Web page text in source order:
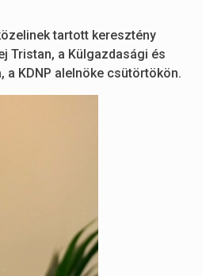
tartott keresztény
Tristan, a Külgazdasági és
KDNP alelnöke csütörtökön.